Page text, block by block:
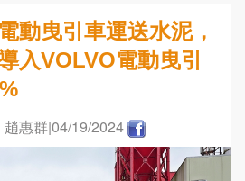
動曳引車運送水泥，
入VOLVO電動曳引
趙惠群|04/19/2024